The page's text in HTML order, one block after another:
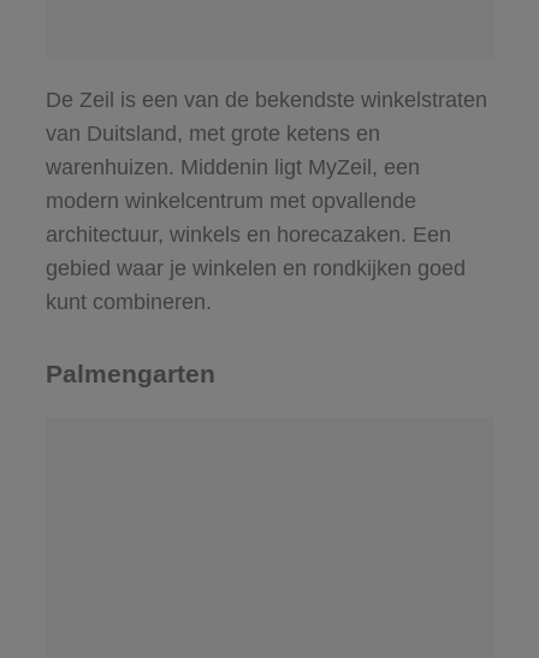
De Zeil is een van de bekendste winkelstraten
van Duitsland, met grote ketens en
warenhuizen. Middenin ligt MyZeil, een
modern winkelcentrum met opvallende
architectuur, winkels en horecazaken. Een
gebied waar je winkelen en rondkijken goed
kunt combineren.
Palmengarten